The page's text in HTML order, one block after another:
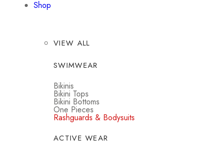
Shop
VIEW ALL
SWIMWEAR
Bikinis
Bikini Tops
Bikini Bottoms
One Pieces
Rashguards & Bodysuits
ACTIVE WEAR